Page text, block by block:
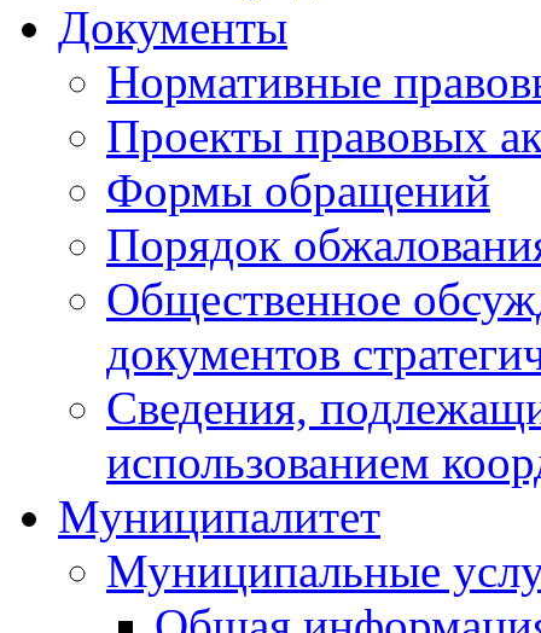
Документы
Нормативные
Проекты правовых
Формы обращений
Порядок
Общественное
документов
Сведения,
использованием
Муниципалитет
Муниципальные